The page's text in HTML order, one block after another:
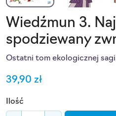
Wiedźmun 3.
spodziewany
Ostatni tom ekologicznej sagi
39,90 zł
Ilość